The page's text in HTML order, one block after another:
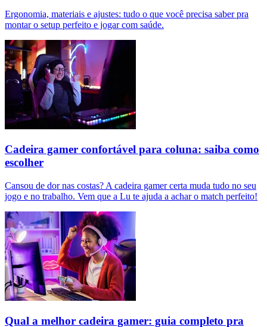
Ergonomia, materiais e ajustes: tudo o que você precisa saber pra
montar o setup perfeito e jogar com saúde.
Cadeira gamer confortável para coluna: saiba como
escolher
Cansou de dor nas costas? A cadeira gamer certa muda tudo no seu
jogo e no trabalho. Vem que a Lu te ajuda a achar o match perfeito!
Qual a melhor cadeira gamer: guia completo pra